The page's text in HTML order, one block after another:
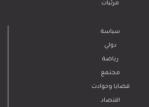
مرئيات
سياسة
دولي
رياضة
مجتمع
قضايا وحوادث
اقتصاد